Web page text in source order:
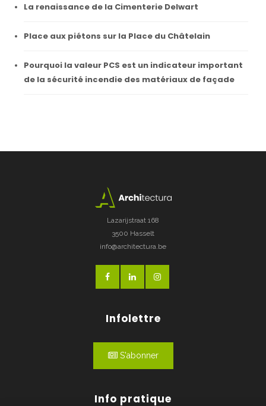
La renaissance de la Cimenterie Delwart
Place aux piétons sur la Place du Châtelain
Pourquoi la valeur PCS est un indicateur important
de la sécurité incendie des matériaux de façade
Lazarijstraat 168
3500 Hasselt
info@architectura.be
Infolettre
S'abonner
Info pratique